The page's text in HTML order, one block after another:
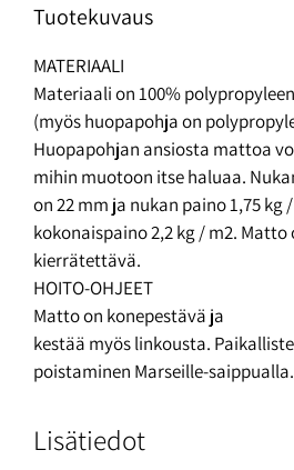
Tuotekuvaus
MATERIAALI
Materiaali on 100%
(myös huopapohja on
Huopapohjan ansiosta mattoa
mihin muotoon itse haluaa.
on 22 mm ja nukan paino 1,75 kg
kokonaispaino 2,2 kg / m2. Matto
kierrätettävä.
HOITO-OHJEET
Matto on konepestävä ja
kestää myös linkousta.
poistaminen Marseille-saippualla.
Lisätiedot